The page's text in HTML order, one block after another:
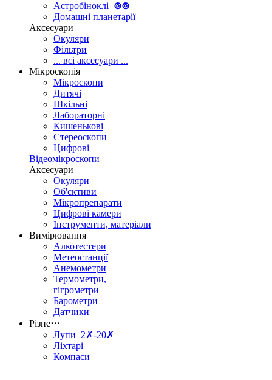
Астробіноклі ⊚⊚
Домашні планетарії
Аксесуари
Окуляри
Фільтри
... всі аксесуари ...
Мікроскопія
Мікроскопи
Дитячі
Шкільні
Лабораторні
Кишенькові
Стереоскопи
Цифрові
Відеомікроскопи
Аксесуари
Окуляри
Об'єктиви
Мікропрепарати
Цифрові камери
Інструменти, матеріали
Вимірювання
Алкотестери
Метеостанції
Анемометри
Термометри,
гігрометри
Барометри
Датчики
Різне⋯
Лупи 2✗-20✗
Ліхтарі
Компаси